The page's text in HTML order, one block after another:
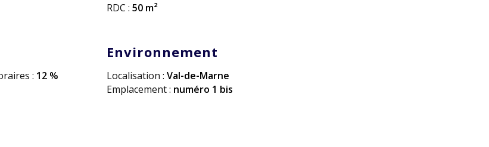
RDC : 50 m²
: 12 %
Environnement
Localisation : Val-de-Marne
Emplacement : numéro 1 bis